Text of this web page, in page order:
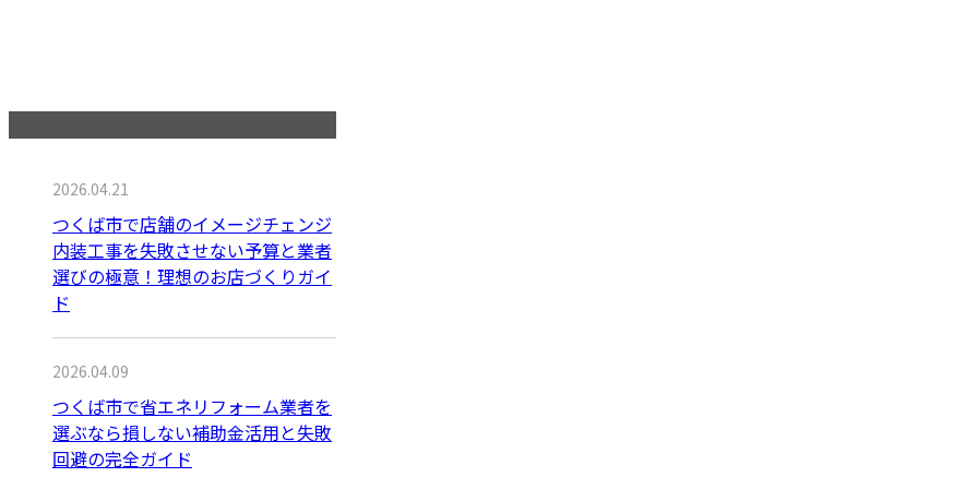
2026.04.21
つくば市で店舗のイメージチェンジ
内装工事を失敗させない予算と業者
選びの極意！理想のお店づくりガイ
ド
2026.04.09
つくば市で省エネリフォーム業者を
選ぶなら損しない補助金活用と失敗
回避の完全ガイド